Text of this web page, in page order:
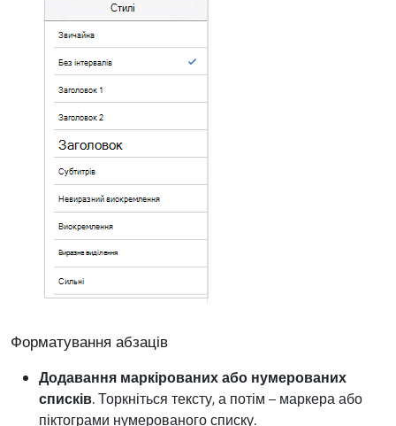
Форматування абзаців
Додавання маркірованих або нумерованих
списків. Торкніться тексту, а потім – маркера або
піктограми нумерованого списку.